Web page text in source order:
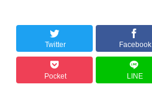
Twitter Facebook
Pocket LINE